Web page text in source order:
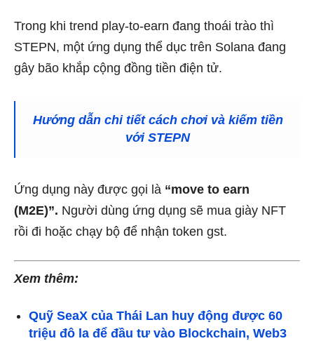
Trong khi trend play-to-earn đang thoái trào thì
STEPN, một ứng dụng thể dục trên Solana đang
gây bão khắp cộng đồng tiền điện tử.
Hướng dẫn chi tiết cách chơi và kiếm tiền
với STEPN
Ứng dụng này được gọi là “move to earn
(M2E)”. Người dùng ứng dụng sẽ mua giày NFT
rồi đi hoặc chạy bộ để nhận token gst.
Xem thêm:
Quỹ SeaX của Thái Lan huy động được 60
triệu đô la để đầu tư vào Blockchain, Web3